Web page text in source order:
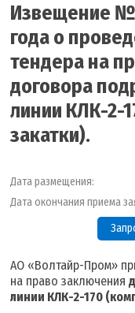
Извещение
года о
тендера на
договора
линии КЛК-2-
закатки).
Дата размещения:
Дата окончания приема
АО «Волтайр-Пром»
на право заключения
линии КЛК-2-170